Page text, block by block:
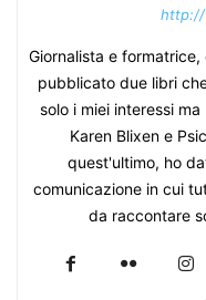
http://
Giornalista e
pubblicato due libri
solo i miei interessi
Karen Blixen e
quest'ultimo, ho
comunicazione in cui
da raccontare